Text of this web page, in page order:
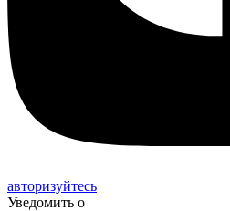
авторизуйтесь
Уведомить о